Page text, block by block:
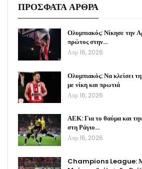
ΠΡΟΣΦΑΤΑ ΑΡΘΡΑ
Ολυμπιακός: Νίκησε την
πρώτος στην…
Απρ 16, 2026
Ολυμπιακός: Να
με νίκη και πρωτιά
Απρ 16, 2026
ΑΕΚ: Για το θαύμα και
στη Ράγιο…
Απρ 16, 2026
Champions League: